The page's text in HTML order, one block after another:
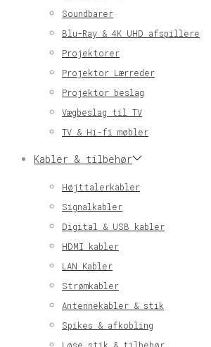
Soundbarer
Blu-Ray & 4K UHD afspillere
Projektorer
Projektor Lærreder
Projektor beslag
Vægbeslag til TV
TV & Hi-fi møbler
Kabler & tilbehør
Højttalerkabler
Signalkabler
Digital & USB kabler
HDMI kabler
LAN Kabler
Strømkabler
Antennekabler & stik
Spikes & afkobling